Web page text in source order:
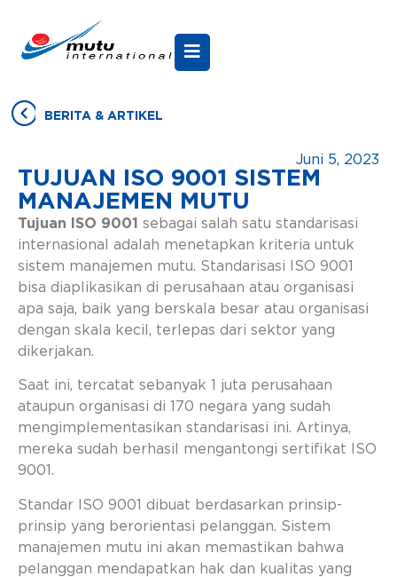
BERITA & ARTIKEL
Juni 5, 2023
TUJUAN ISO 9001 SISTEM
MANAJEMEN MUTU
Tujuan ISO 9001 sebagai salah satu standarisasi
internasional adalah menetapkan kriteria untuk
sistem manajemen mutu. Standarisasi ISO 9001
bisa diaplikasikan di perusahaan atau organisasi
apa saja, baik yang berskala besar atau organisasi
dengan skala kecil, terlepas dari sektor yang
dikerjakan.
Saat ini, tercatat sebanyak 1 juta perusahaan
ataupun organisasi di 170 negara yang sudah
mengimplementasikan standarisasi ini. Artinya,
mereka sudah berhasil mengantongi sertifikat ISO
9001.
Standar ISO 9001 dibuat berdasarkan prinsip-
prinsip yang berorientasi pelanggan. Sistem
manajemen mutu ini akan memastikan bahwa
pelanggan mendapatkan hak dan kualitas yang